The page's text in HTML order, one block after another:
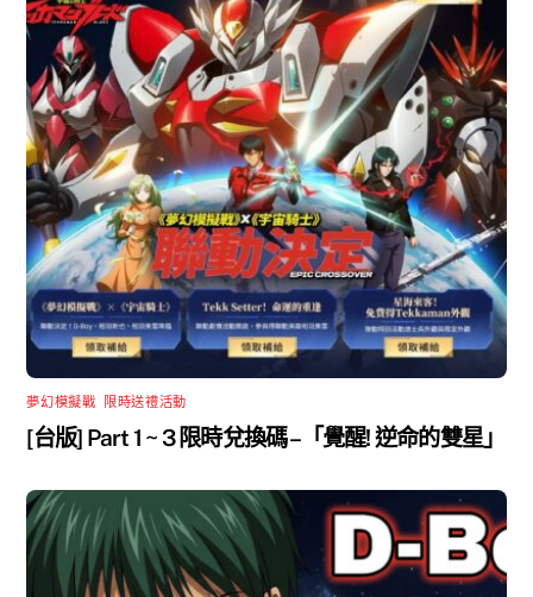
夢幻模擬戰 限時送禮活動
[台版] Part 1 ~ 3 限時兌換碼 –「覺醒! 逆命的雙星」